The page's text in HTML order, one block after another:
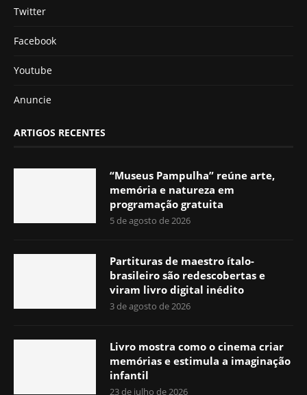
Twitter
Facebook
Youtube
Anuncie
ARTIGOS RECENTES
“Museus Pampulha” reúne arte,
memória e natureza em
programação gratuita
5 de agosto de 2026
Partituras de maestro ítalo-
brasileiro são redescobertas e
viram livro digital inédito
3 de agosto de 2026
Livro mostra como o cinema criar
memórias e estimula a imaginação
infantil
23 de julho de 2026